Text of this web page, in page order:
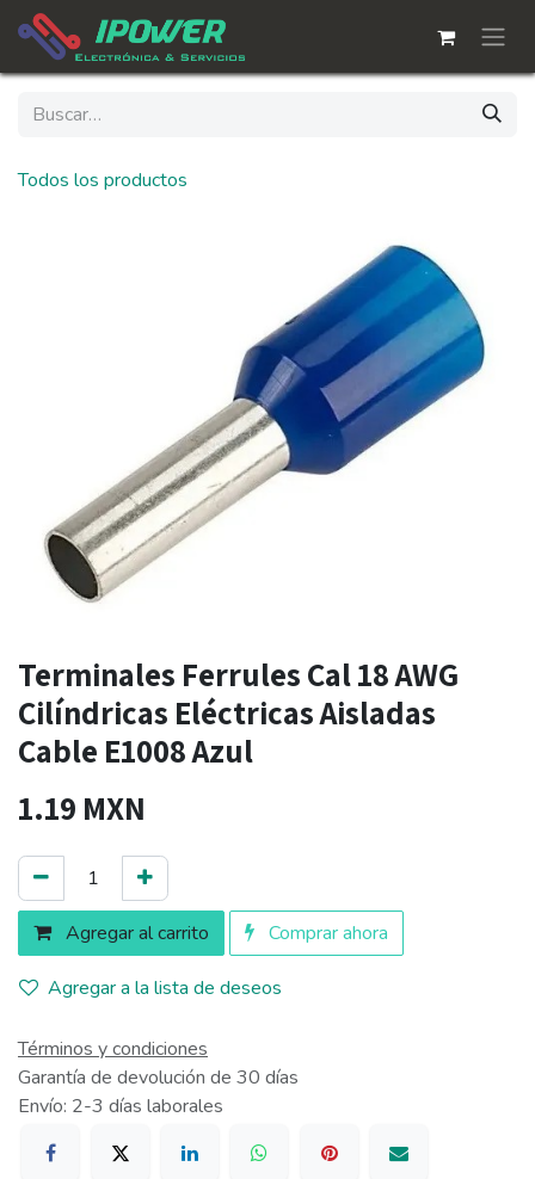
Ir al contenido
Todos los productos
Terminales Ferrules Cal 18 AWG
Cilíndricas Eléctricas Aisladas
Cable E1008 Azul
1.19 MXN
Agregar al carrito Comprar ahora
Agregar a la lista de deseos
Términos y condiciones
Garantía de devolución de 30 días
Envío: 2-3 días laborales